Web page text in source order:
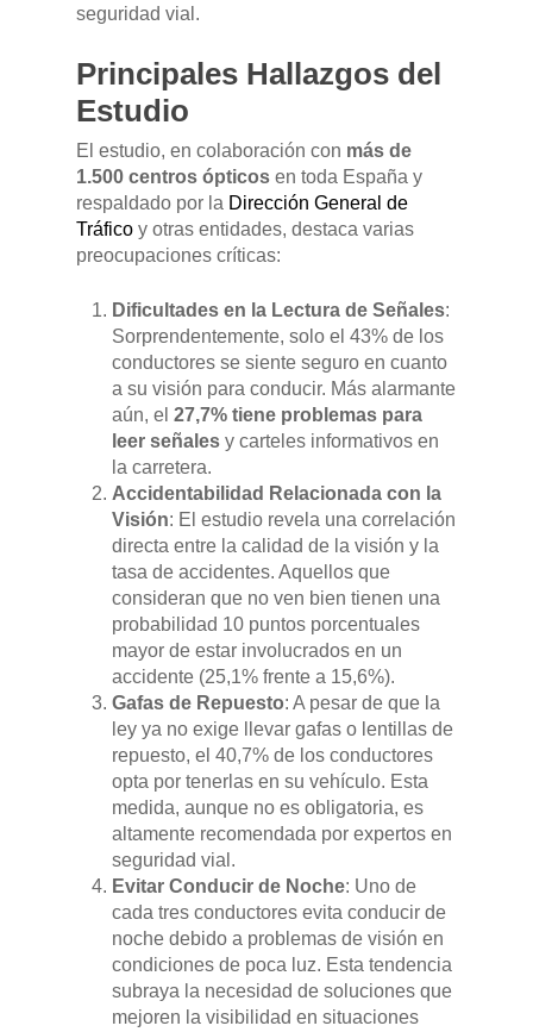
seguridad vial.
Principales Hallazgos del
Estudio
El estudio, en colaboración con más de
1.500 centros ópticos en toda España y
respaldado por la Dirección General de
Tráfico y otras entidades, destaca varias
preocupaciones críticas:
Dificultades en la Lectura de Señales:
Sorprendentemente, solo el 43% de los
conductores se siente seguro en cuanto
a su visión para conducir. Más alarmante
aún, el 27,7% tiene problemas para
leer señales y carteles informativos en
la carretera.
Accidentabilidad Relacionada con la
Visión: El estudio revela una correlación
directa entre la calidad de la visión y la
tasa de accidentes. Aquellos que
consideran que no ven bien tienen una
probabilidad 10 puntos porcentuales
mayor de estar involucrados en un
accidente (25,1% frente a 15,6%).
Gafas de Repuesto: A pesar de que la
ley ya no exige llevar gafas o lentillas de
repuesto, el 40,7% de los conductores
opta por tenerlas en su vehículo. Esta
medida, aunque no es obligatoria, es
altamente recomendada por expertos en
seguridad vial.
Evitar Conducir de Noche: Uno de
cada tres conductores evita conducir de
noche debido a problemas de visión en
condiciones de poca luz. Esta tendencia
subraya la necesidad de soluciones que
mejoren la visibilidad en situaciones